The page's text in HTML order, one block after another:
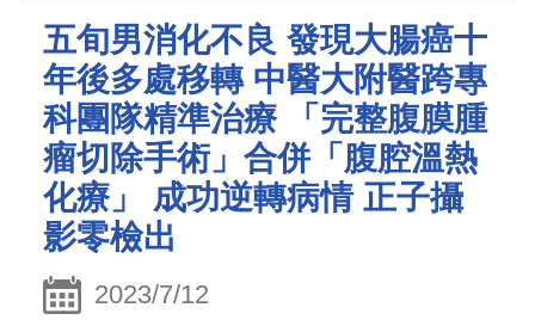
五旬男消化不良 發現大腸癌十
年後多處移轉 中醫大附醫跨專
科團隊精準治療 「完整腹膜腫
瘤切除手術」合併「腹腔溫熱
化療」 成功逆轉病情 正子攝
影零檢出
2023/7/12